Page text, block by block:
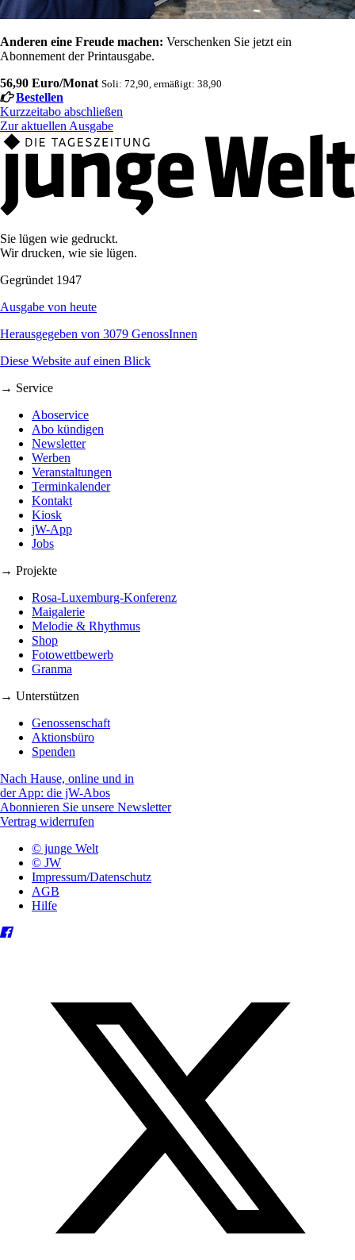
Anderen eine Freude machen: Verschenken Sie jetzt ein
Abonnement der Printausgabe.
56,90 Euro/Monat Soli: 72,90, ermäßigt: 38,90
Bestellen
Kurzzeitabo abschließen
Zur aktuellen Ausgabe
Sie lügen wie gedruckt.
Wir drucken, wie sie lügen.
Gegründet 1947
Ausgabe von heute
Herausgegeben von 3079 GenossInnen
Diese Website auf einen Blick
→ Service
Aboservice
Abo kündigen
Newsletter
Werben
Veranstaltungen
Terminkalender
Kontakt
Kiosk
jW-App
Jobs
→ Projekte
Rosa-Luxemburg-Konferenz
Maigalerie
Melodie & Rhythmus
Shop
Fotowettbewerb
Granma
→ Unterstützen
Genossenschaft
Aktionsbüro
Spenden
Nach Hause, online und in
der App: die jW-Abos
Abonnieren Sie unsere Newsletter
Vertrag widerrufen
© junge Welt
© JW
Impressum/Datenschutz
AGB
Hilfe